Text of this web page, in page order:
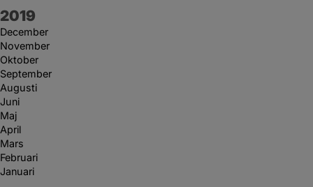
År:
2019
December
November
Oktober
September
Augusti
Juni
Maj
April
Mars
Februari
Januari